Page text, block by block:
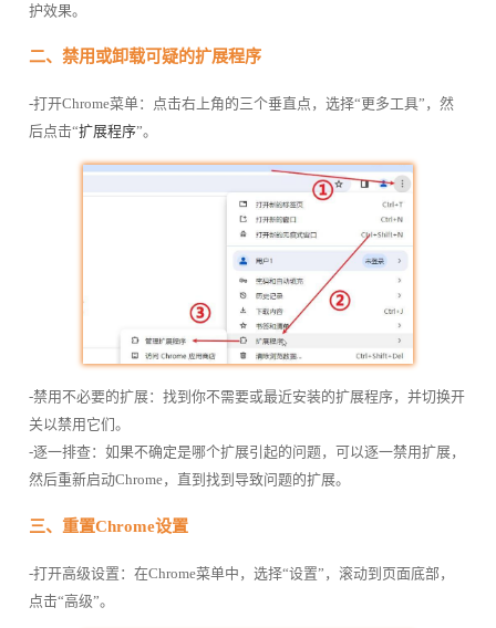
护效果。
二、禁用或卸载可疑的扩展程序
-打开Chrome菜单：点击右上角的三个垂直点，选择“更多工具”，然
后点击“扩展程序”。
-禁用不必要的扩展：找到你不需要或最近安装的扩展程序，并切换开
关以禁用它们。
-逐一排查：如果不确定是哪个扩展引起的问题，可以逐一禁用扩展，
然后重新启动Chrome，直到找到导致问题的扩展。
三、重置Chrome设置
-打开高级设置：在Chrome菜单中，选择“设置”，滚动到页面底部，
点击“高级”。